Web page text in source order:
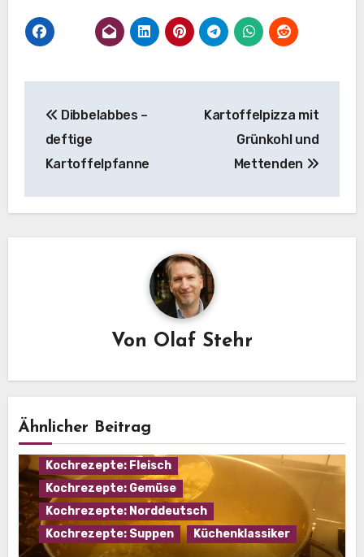
Dibbelabbes –
deftige
Kartoffelpfanne
Kartoffelpizza mit
Grünkohl und
Mettenden
Von Olaf Stehr
Ähnlicher Beitrag
Eintopf
Hausmannskost
Kochrezepte: Fleisch
Kochrezepte: Gemüse
Kochrezepte: Norddeutsch
Kochrezepte: Suppen
Küchenklassiker